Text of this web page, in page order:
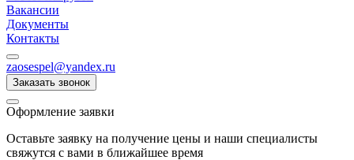
Вакансии
Документы
Контакты
zaosespel@yandex.ru
Заказать звонок
Оформление заявки
Оставьте заявку на получение цены и наши специалисты
свяжутся с вами в ближайшее время